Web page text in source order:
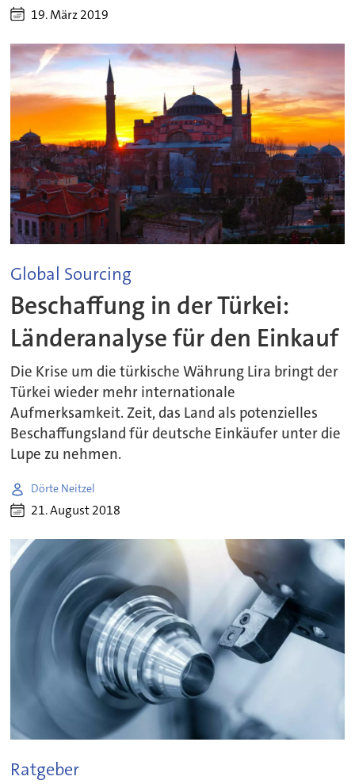
19. März 2019
Global Sourcing
Beschaffung in der Türkei:
Länderanalyse für den Einkauf
Die Krise um die türkische Währung Lira bringt der
Türkei wieder mehr internationale
Aufmerksamkeit. Zeit, das Land als potenzielles
Beschaffungsland für deutsche Einkäufer unter die
Lupe zu nehmen.
Dörte Neitzel
21. August 2018
Ratgeber